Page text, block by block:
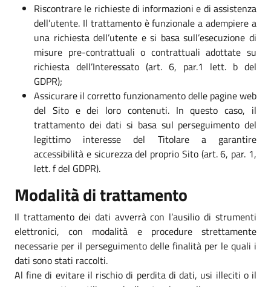
Riscontrare le richieste di informazioni e di assistenza
dell’utente. Il trattamento è funzionale a adempiere a
una richiesta dell’utente e si basa sull’esecuzione di
misure pre-contrattuali o contrattuali adottate su
richiesta dell’Interessato (art. 6, par.1 lett. b del
GDPR);
Assicurare il corretto funzionamento delle pagine web
del Sito e dei loro contenuti. In questo caso, il
trattamento dei dati si basa sul perseguimento del
legittimo interesse del Titolare a garantire
accessibilità e sicurezza del proprio Sito (art. 6, par. 1,
lett. f del GDPR).
Modalità di trattamento
Il trattamento dei dati avverrà con l’ausilio di strumenti
elettronici, con modalità e procedure strettamente
necessarie per il perseguimento delle finalità per le quali i
dati sono stati raccolti.
Al fine di evitare il rischio di perdita di dati, usi illeciti o il